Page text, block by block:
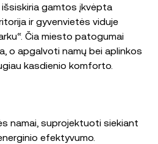
gamtos įkvėpta
ir gyvenvietės viduje
Čia miesto patogumai
o apgalvoti namų bei aplinkos
kasdienio komforto.
namai, suprojektuoti siekiant
efektyvumo.